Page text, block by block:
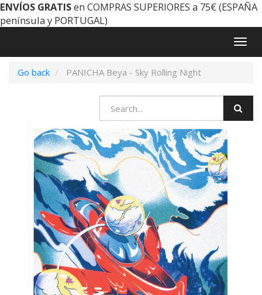
ENVÍOS GRATISen COMPRAS SUPERIORES a 75€ (ESPAÑA
península y PORTUGAL)
Go back
PANICHA Beya - Sky Rolling Night